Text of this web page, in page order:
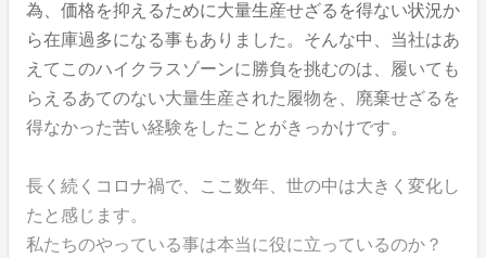
為、価格を抑えるために大量生産せざるを得ない状況か
ら在庫過多になる事もありました。そんな中、当社はあ
えてこのハイクラスゾーンに勝負を挑むのは、履いても
らえるあてのない大量生産された履物を、廃棄せざるを
得なかった苦い経験をしたことがきっかけです。
長く続くコロナ禍で、ここ数年、世の中は大きく変化し
たと感じます。
私たちのやっている事は本当に役に立っているのか？